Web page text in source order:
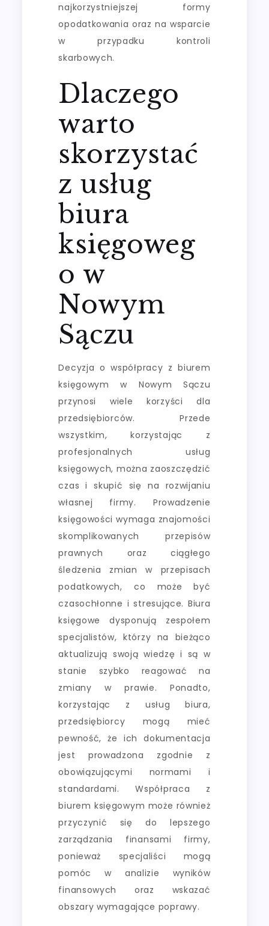
najkorzystniejszej formy
opodatkowania oraz na wsparcie
w przypadku kontroli
skarbowych.
Dlaczego
warto
skorzystać
z usług
biura
księgoweg
o w
Nowym
Sączu
Decyzja o współpracy z biurem
księgowym w Nowym Sączu
przynosi wiele korzyści dla
przedsiębiorców. Przede
wszystkim, korzystając z
profesjonalnych usług
księgowych, można zaoszczędzić
czas i skupić się na rozwijaniu
własnej firmy. Prowadzenie
księgowości wymaga znajomości
skomplikowanych przepisów
prawnych oraz ciągłego
śledzenia zmian w przepisach
podatkowych, co może być
czasochłonne i stresujące. Biura
księgowe dysponują zespołem
specjalistów, którzy na bieżąco
aktualizują swoją wiedzę i są w
stanie szybko reagować na
zmiany w prawie. Ponadto,
korzystając z usług biura,
przedsiębiorcy mogą mieć
pewność, że ich dokumentacja
jest prowadzona zgodnie z
obowiązującymi normami i
standardami. Współpraca z
biurem księgowym może również
przyczynić się do lepszego
zarządzania finansami firmy,
ponieważ specjaliści mogą
pomóc w analizie wyników
finansowych oraz wskazać
obszary wymagające poprawy.